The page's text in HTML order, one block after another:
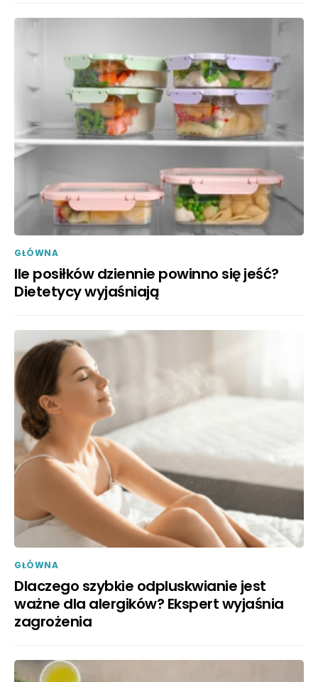
GŁÓWNA
Ile posiłków dziennie powinno się jeść?
Dietetycy wyjaśniają
GŁÓWNA
Dlaczego szybkie odpluskwianie jest
ważne dla alergików? Ekspert wyjaśnia
zagrożenia